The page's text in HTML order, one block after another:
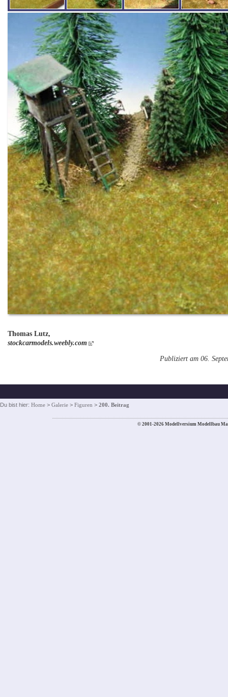
Thomas Lutz,
stockcarmodels.weebly.com
Publiziert am 06.
Du bist hier: Home > Galerie > Figuren > 200. Beitrag
© 2001-2026 Modellversium Modellbau